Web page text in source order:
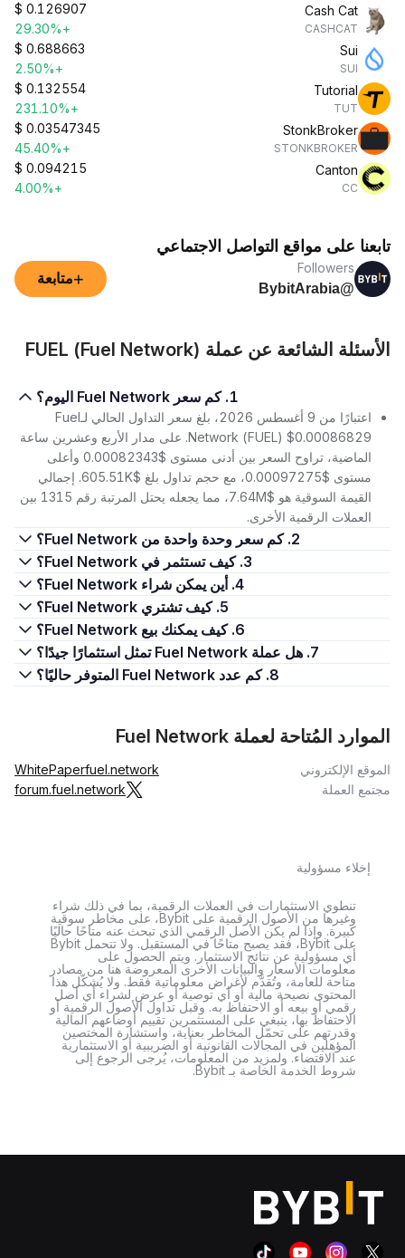
Cash Cat
CASHCAT
$ 0.126907
+29.30%
Sui
SUI
$ 0.688663
+2.50%
Tutorial
TUT
$ 0.132554
+231.10%
StonkBroker
STONKBROKER
$ 0.03547345
+45.40%
Canton
CC
$ 0.094215
+4.00%
تابعنا على مواقع التواصل الاجتماعي
Followers
@BybitArabia
+متابعة
الأسئلة الشائعة عن عملة FUEL (Fuel Network)
1. كم سعر Fuel Network اليوم؟
اعتبارًا من 9 أغسطس 2026، بلغ سعر التداول الحالي لـFuel
Network (FUEL) $0.00086829. على مدار الأربع وعشرين ساعة
الماضية، تراوح السعر بين أدنى مستوى $0.00082343 وأعلى
مستوى $0.00097275، مع حجم تداول بلغ $605.51K. إجمالي
القيمة السوقية هو $7.64M، مما يجعله يحتل المرتبة رقم 1315 بين
العملات الرقمية الأخرى.
2. كم سعر وحدة واحدة من Fuel Network؟
3. كيف تستثمر في Fuel Network؟
4. أين يمكن شراء Fuel Network؟
5. كيف تشتري Fuel Network؟
6. كيف يمكنك بيع Fuel Network؟
7. هل عملة Fuel Network تمثل استثمارًا جيدًا؟
8. كم عدد Fuel Network المتوفر حاليًا؟
الموارد المُتاحة لعملة Fuel Network
الموقع الإلكتروني fuel.network
WhitePaper
مجتمع العملة
forum.fuel.network
إخلاء مسؤولية
تنطوي الاستثمارات في العملات الرقمية، بما في ذلك شراء
وغيرها من الأصول الرقمية على Bybit، على مخاطر سوقية
كبيرة. وإذا لم يكن الأصل الرقمي الذي تبحث عنه متاحًا حاليًا
على Bybit، فقد يصبح متاحًا في المستقبل. ولا تتحمل Bybit
أي مسؤولية عن نتائج الاستثمار. ويتم الحصول على
معلومات الأسعار والبيانات الأخرى المعروضة هنا من مصادر
متاحة للعامة، وتُقدَّم لأغراض معلوماتية فقط. ولا يُشكّل هذا
المحتوى نصيحة مالية أو أي توصية أو عرض لشراء أي أصل
رقمي أو بيعه أو الاحتفاظ به. وقبل تداول الأصول الرقمية أو
الاحتفاظ بها، ينبغي على المستثمرين تقييم أوضاعهم المالية
وقدرتهم على تحمّل المخاطر بعناية، واستشارة المختصين
المؤهلين في المجالات القانونية أو الضريبية أو الاستثمارية
عند الاقتضاء. ولمزيد من المعلومات، يُرجى الرجوع إلى
شروط الخدمة الخاصة بـ Bybit.